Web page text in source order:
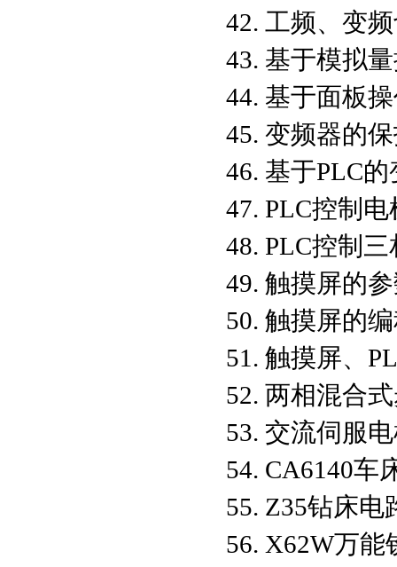
42. 工频、变
43. 基于模拟
44. 基于面板
45. 变频器的
46. 基于PLC
47. PLC控制
48. PLC控制
49. 触摸屏的
50. 触摸屏的
51. 触摸屏、
52. 两相混合
53. 交流伺服
54. CA6140车
55. Z35钻床
56. X62W万